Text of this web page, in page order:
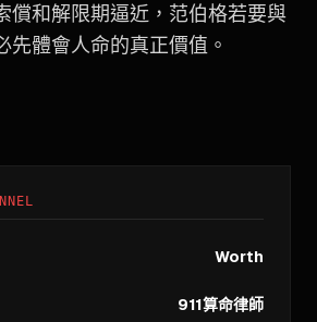
償和解限期逼近，范伯格若要與
先體會人命的真正價值。
Worth
911算命律師